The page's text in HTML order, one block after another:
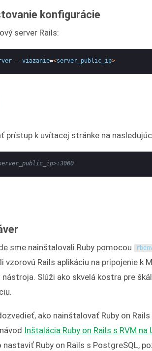
konfigurácie
server Rails:
--viazanie=<server_public_ip>
prístup k uvítacej stránke na
sme nainštalovali Ruby pomocou
vzorovú Rails aplikáciu na pripojenie k
Slúži ako skvelá kostra pre
ako nainštalovať Ruby on
Inštalácia Ruby on Rails s RVM na
nastaviť Ruby on Rails s PostgreSQL,